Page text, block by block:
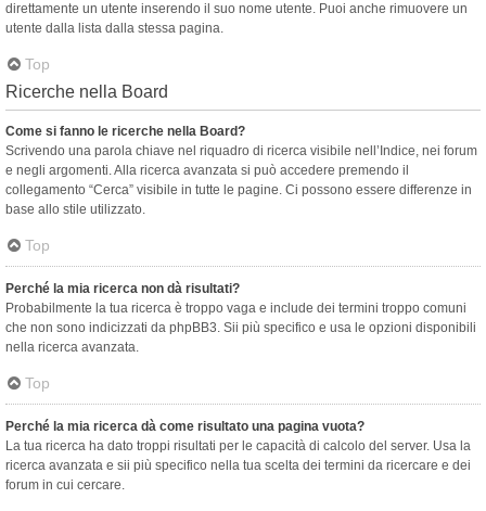
direttamente un utente inserendo il suo nome utente. Puoi anche rimuovere un
utente dalla lista dalla stessa pagina.
Top
Ricerche nella Board
Come si fanno le ricerche nella Board?
Scrivendo una parola chiave nel riquadro di ricerca visibile nell’Indice, nei forum
e negli argomenti. Alla ricerca avanzata si può accedere premendo il
collegamento “Cerca” visibile in tutte le pagine. Ci possono essere differenze in
base allo stile utilizzato.
Top
Perché la mia ricerca non dà risultati?
Probabilmente la tua ricerca è troppo vaga e include dei termini troppo comuni
che non sono indicizzati da phpBB3. Sii più specifico e usa le opzioni disponibili
nella ricerca avanzata.
Top
Perché la mia ricerca dà come risultato una pagina vuota?
La tua ricerca ha dato troppi risultati per le capacità di calcolo del server. Usa la
ricerca avanzata e sii più specifico nella tua scelta dei termini da ricercare e dei
forum in cui cercare.